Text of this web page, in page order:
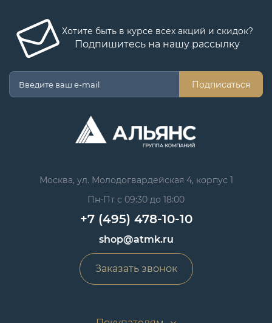
Хотите быть в курсе всех акций и скидок?
Подпишитесь на нашу рассылку
Подписаться
Москва, ул. Молодогвардейская 4, корпус 1
Пн-Пт с 09:30 до 18:00
+7 (495) 478-10-10
shop@atmk.ru
Заказать звонок